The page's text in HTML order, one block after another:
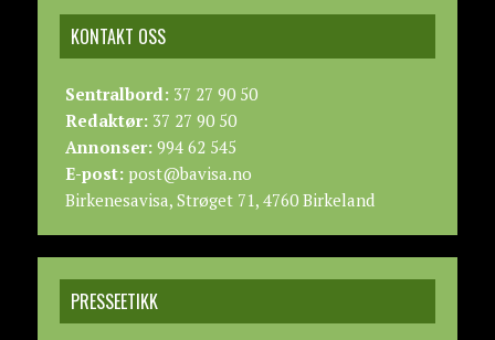
KONTAKT OSS
Sentralbord:37 27 90 50
Redaktør:37 27 90 50
Annonser:994 62 545
E-post:post@bavisa.no
Birkenesavisa, Strøget 71, 4760 Birkeland
PRESSEETIKK